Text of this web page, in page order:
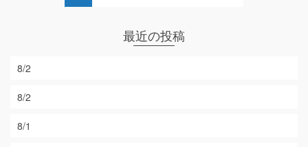
最近の投稿
8/2
8/2
8/1